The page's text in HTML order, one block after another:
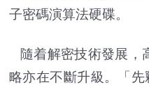
子密碼演算法硬碟。
隨着解密技術發展，
略亦在不斷升級。「先